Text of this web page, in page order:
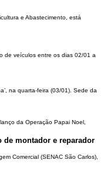
e Abastecimento, está
de veículos entre os dias 02/01 a
na quarta-feira (03/01). Sede da
da Operação Papai Noel,
de montador e reparador
Comercial (SENAC São Carlos),